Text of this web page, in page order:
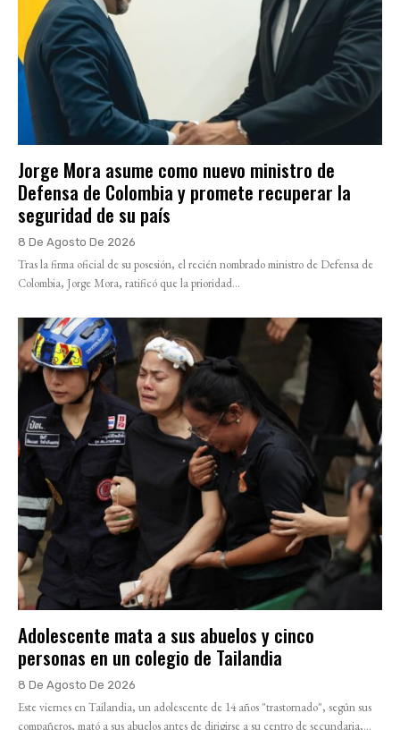
Jorge Mora asume como nuevo ministro de
Defensa de Colombia y promete recuperar la
seguridad de su país
8 De Agosto De 2026
Tras la firma oficial de su posesión, el recién nombrado ministro de Defensa de
Colombia, Jorge Mora, ratificó que la prioridad...
Adolescente mata a sus abuelos y cinco
personas en un colegio de Tailandia
8 De Agosto De 2026
Este viernes en Tailandia, un adolescente de 14 años "trastornado", según sus
compañeros, mató a sus abuelos antes de dirigirse a su centro de secundaria,...